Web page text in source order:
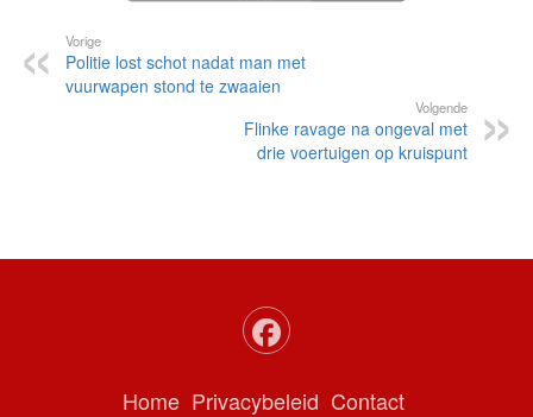
Vorige
Politie lost schot nadat man met
vuurwapen stond te zwaaien
Volgende
Flinke ravage na ongeval met
drie voertuigen op kruispunt
Home Privacybeleid Contact